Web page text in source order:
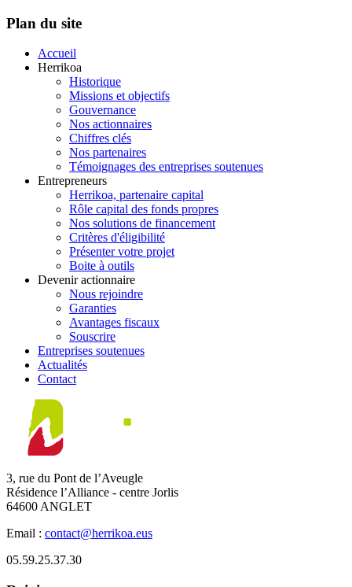
Plan du site
Accueil
Herrikoa
Historique
Missions et objectifs
Gouvernance
Nos actionnaires
Chiffres clés
Nos partenaires
Témoignages des entreprises soutenues
Entrepreneurs
Herrikoa, partenaire capital
Rôle capital des fonds propres
Nos solutions de financement
Critères d'éligibilité
Présenter votre projet
Boite à outils
Devenir actionnaire
Nous rejoindre
Garanties
Avantages fiscaux
Souscrire
Entreprises soutenues
Actualités
Contact
3, rue du Pont de l’Aveugle
Résidence l’Alliance - centre Jorlis
64600 ANGLET
Email : contact@herrikoa.eus
05.59.25.37.30